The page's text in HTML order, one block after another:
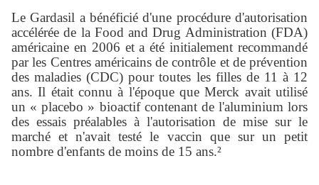
Le Gardasil a bénéficié d'une procédure d'autorisation
accélérée de la Food and Drug Administration (FDA)
américaine en 2006 et a été initialement recommandé
par les Centres américains de contrôle et de prévention
des maladies (CDC) pour toutes les filles de 11 à 12
ans. Il était connu à l'époque que Merck avait utilisé
un « placebo » bioactif contenant de l'aluminium lors
des essais préalables à l'autorisation de mise sur le
marché et n'avait testé le vaccin que sur un petit
nombre d'enfants de moins de 15 ans.²